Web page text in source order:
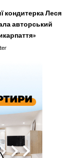
кондитерка Леся
авторський